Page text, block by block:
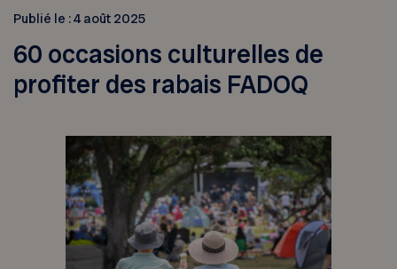
Publié le :4 août 2025
60 occasions culturelles de
profiter des rabais FADOQ